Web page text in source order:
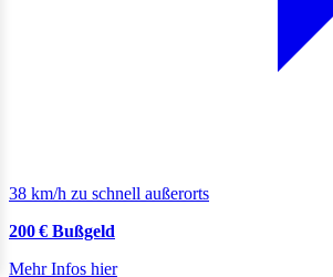
38 km/h zu schnell außerorts
200 € Bußgeld
Mehr Infos hier